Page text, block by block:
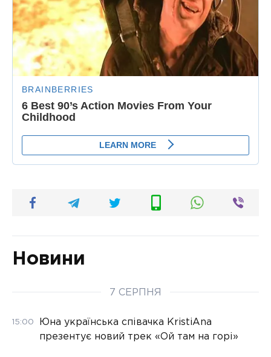
Новини
7 СЕРПНЯ
15:00
Юна українська співачка KristiAna
презентує новий трек «Ой там на горі»